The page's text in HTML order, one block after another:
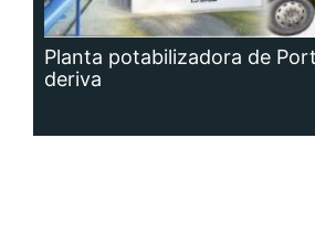
Planta potabilizadora de
deriva